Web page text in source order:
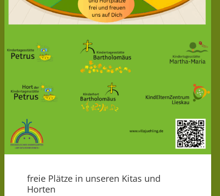
freie Plätze in unseren Kitas und
Horten